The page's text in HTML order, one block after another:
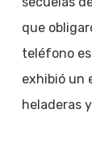
que
teléfono
exhibió un
heladeras